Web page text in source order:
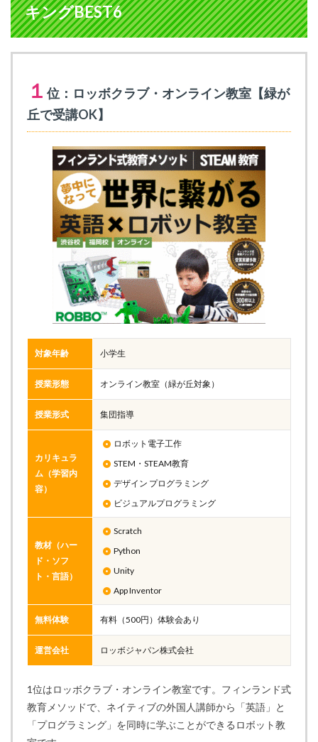
キングBEST6
１ 位：ロッボクラブ・オンライン教室【緑が
丘で受講OK】
対象年齢 小学生
授業形態 オンライン教室（緑が丘対象）
授業形式 集団指導
カリキュラ
ム（学習内
容）
ロボット電子工作
STEM・STEAM教育
デザイン プログラミング
ビジュアルプログラミング
教材（ハー
ド・ソフ
ト・言語）
Scratch
Python
Unity
App Inventor
無料体験 有料（500円）体験会あり
運営会社 ロッボジャパン株式会社
1位はロッボクラブ・オンライン教室です。フィンランド式
教育メソッドで、ネイティブの外国人講師から「英語」と
「プログラミング」を同時に学ぶことができるロボット教